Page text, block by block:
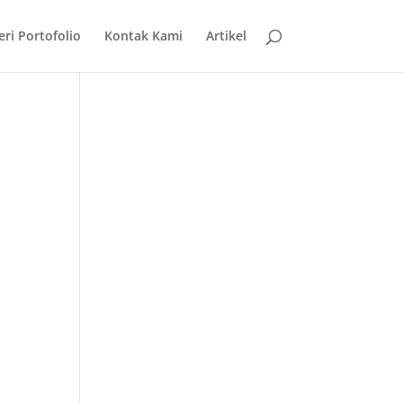
Portofolio Kontak Kami Artikel